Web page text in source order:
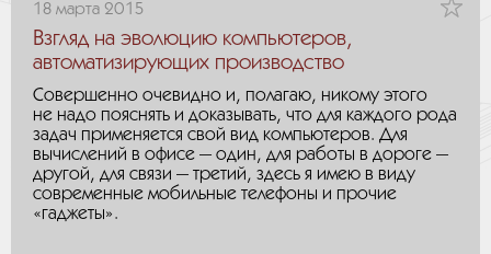
18 марта 2015
Взгляд на эволюцию компьютеров,
автоматизирующих производство
Совершенно очевидно и, полагаю, никому этого
не надо пояснять и доказывать, что для каждого рода
задач применяется свой вид компьютеров. Для
вычислений в офисе — один, для работы в дороге —
другой, для связи — третий, здесь я имею в виду
современные мобильные телефоны и прочие
«гаджеты».